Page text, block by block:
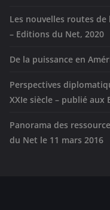
Les nouvelles routes
– Editions du Net, 2020
De la puissance en
Perspectives
XXIe siècle – publié aux
Panorama des
du Net le 11 mars 2016